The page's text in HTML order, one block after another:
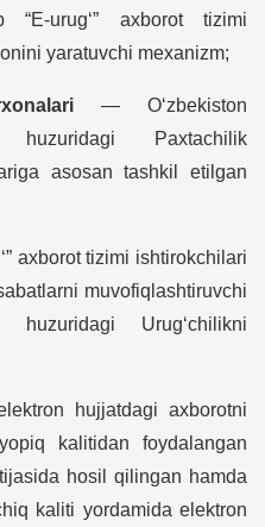
“E-urug‘” axborot tizimi
yaratuvchi mexanizm;
— O‘zbekiston
huzuridagi Paxtachilik
asosan tashkil etilgan
axborot tizimi ishtirokchilari
muvofiqlashtiruvchi
Urug‘chilikni
hujjatdagi axborotni
kalitidan foydalangan
hosil qilingan hamda
kaliti yordamida elektron